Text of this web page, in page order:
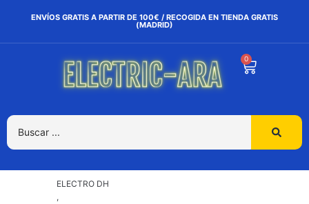
ENVÍOS GRATIS A PARTIR DE 100€ / RECOGIDA EN TIENDA GRATIS
(MADRID)
0
ELECTRO DH
,